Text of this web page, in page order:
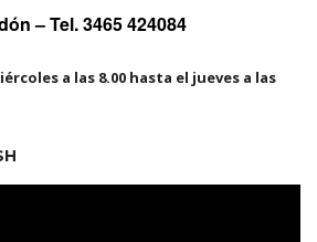
–Tel. 3465 424084
a las 8.00 hasta el jueves a las